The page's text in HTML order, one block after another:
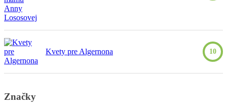
Kvety pre Algernona 10
Značky